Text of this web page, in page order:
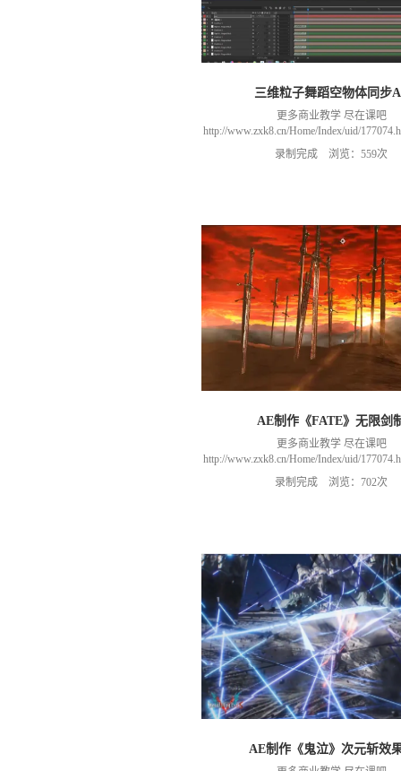
三维粒子舞蹈空物体同步
更多商业教学 尽在课吧
http://www.zxk8.cn/Home/Index/uid/
以加群(课程所用素材和插件，均在
466106974 群里干货满满 可以加我们导
录制完成 浏览：559次
AE制作《FATE》无限剑
更多商业教学 尽在课吧
http://www.zxk8.cn/Home/Index/uid/
以加群(课程所用素材和插件，均在
466106974 群里干货满满 可以加我们导
录制完成 浏览：702次
AE制作《鬼泣》次元斩效